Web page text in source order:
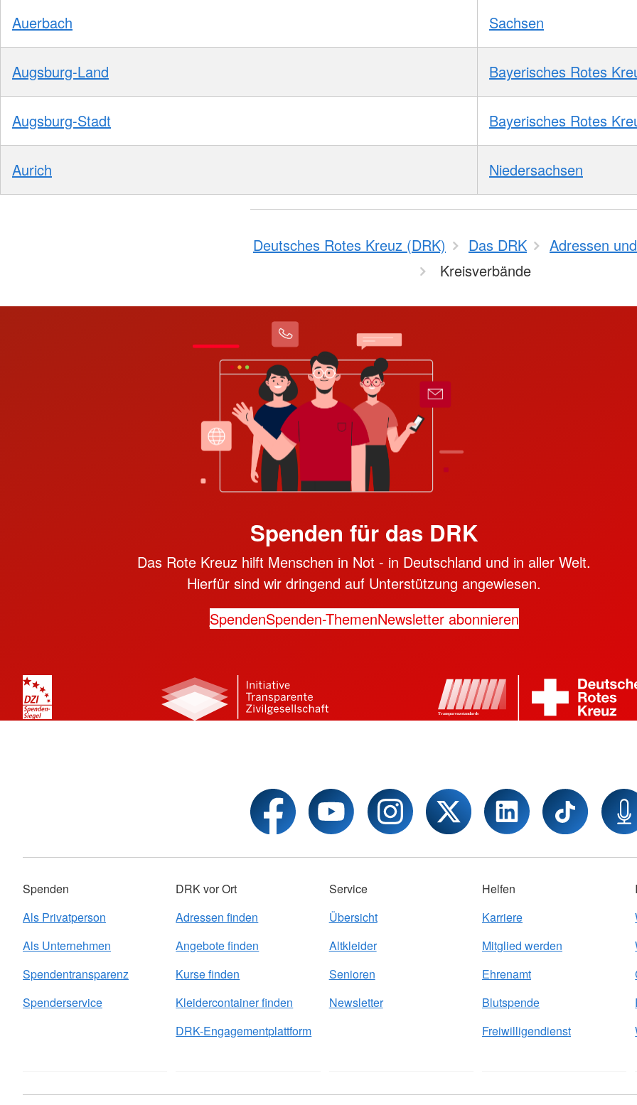
Auerbach Sachsen
Augsburg-Land Bayerisches Rotes
Augsburg-Stadt Bayerisches Rotes
Aurich Niedersachsen
Deutsches Rotes Kreuz (DRK) Das DRK
Adressen
Kreisverbände
Spenden für das DRK
Das Rote Kreuz hilft Menschen in Not - in Deutschland und in aller Welt.
Hierfür sind wir dringend auf Unterstützung angewiesen.
SpendenSpenden-ThemenNewsletter abonnieren
Spenden
Als Privatperson
Als Unternehmen
Spendentransparenz
Spenderservice
DRK vor Ort
Adressen finden
Angebote finden
Kurse finden
Kleidercontainer finden
DRK-Engagementplattform
Service
Übersicht
Altkleider
Senioren
Newsletter
Helfen
Karriere
Mitglied werden
Ehrenamt
Blutspende
Freiwilligendienst